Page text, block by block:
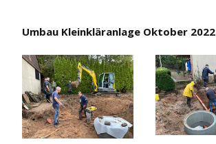
Umbau Kleinkläranlage Oktober 2022